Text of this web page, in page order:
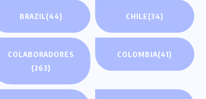
BRAZIL(44) CHILE(34)
COLABORADORES
(263)
COLOMBIA(41)